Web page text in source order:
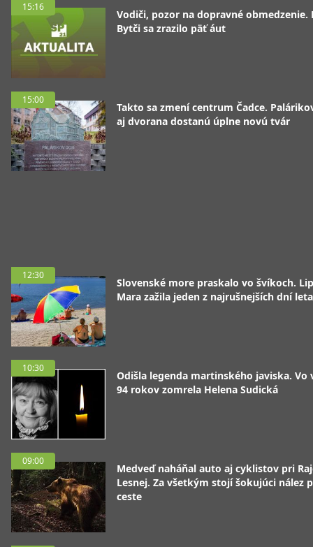
15:16
Vodiči, pozor na dopravné obmedzenie.
Bytči sa zrazilo päť áut
15:00
Takto sa zmení centrum Čadce.
aj dvorana dostanú úplne novú tvár
12:30
Slovenské more praskalo vo švíkoch.
Mara zažila jeden z najrušnejších dní leta
10:30
Odišla legenda martinského javiska. Vo
94 rokov zomrela Helena Sudická
09:00
Medveď naháňal auto aj cyklistov pri
Lesnej. Za všetkým stojí šokujúci nález
ceste